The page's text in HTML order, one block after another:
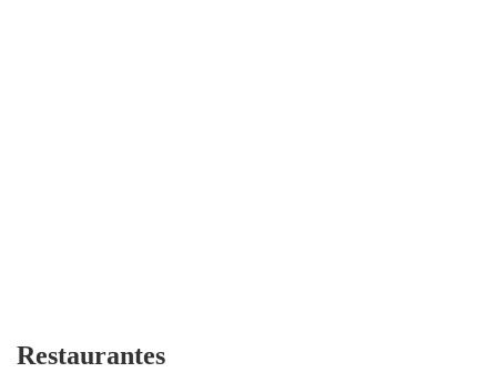
Restaurantes